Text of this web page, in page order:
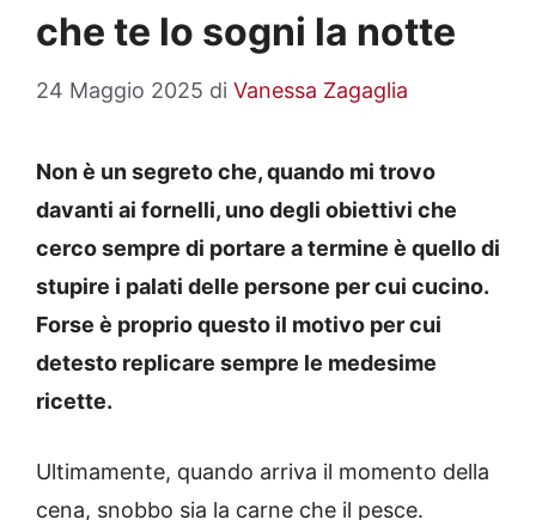
che te lo sogni la notte
24 Maggio 2025 di Vanessa Zagaglia
Non è un segreto che, quando mi trovo
davanti ai fornelli, uno degli obiettivi che
cerco sempre di portare a termine è quello di
stupire i palati delle persone per cui cucino.
Forse è proprio questo il motivo per cui
detesto replicare sempre le medesime
ricette.
Ultimamente, quando arriva il momento della
cena, snobbo sia la carne che il pesce.